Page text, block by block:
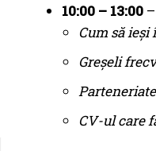
10:00 – 13:00
Cum să
Greșeli
CV-ul care